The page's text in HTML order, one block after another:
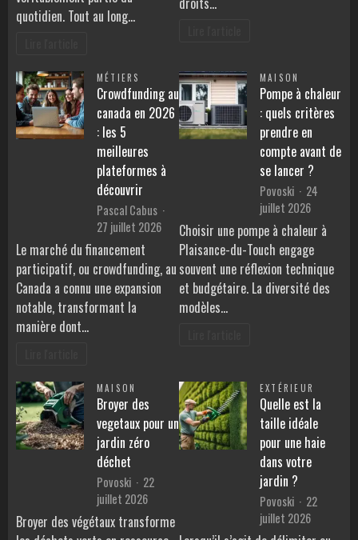
quotidien. Tout au long…
MÉTIERS
Crowdfunding au
canada en 2026
: les 5
meilleures
plateformes à
découvrir
Pascal Cabus
27 juillet 2026
Le marché du financement
participatif, ou crowdfunding, au
Canada a connu une expansion
notable, transformant la
manière dont…
MAISON
Pompe à chaleur
: quels critères
prendre en
compte avant de
se lancer ?
Povoski
24
juillet 2026
Choisir une pompe à chaleur à
Plaisance-du-Touch engage
souvent une réflexion technique
et budgétaire. La diversité des
modèles…
MAISON
Broyer des
vegetaux pour un
jardin zéro
déchet
Povoski
22
juillet 2026
Broyer des végétaux transforme
EXTÉRIEUR
Quelle est la
taille idéale
pour une haie
dans votre
jardin ?
Povoski
22
juillet 2026